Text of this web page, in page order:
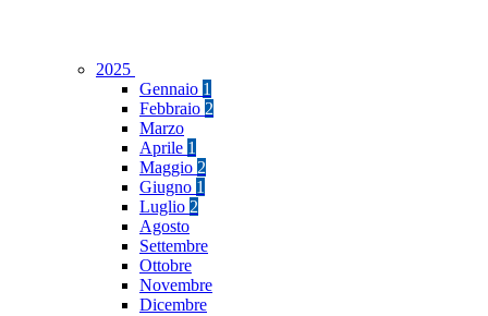
2025
Gennaio 1
Febbraio 2
Marzo
Aprile 1
Maggio 2
Giugno 1
Luglio 2
Agosto
Settembre
Ottobre
Novembre
Dicembre